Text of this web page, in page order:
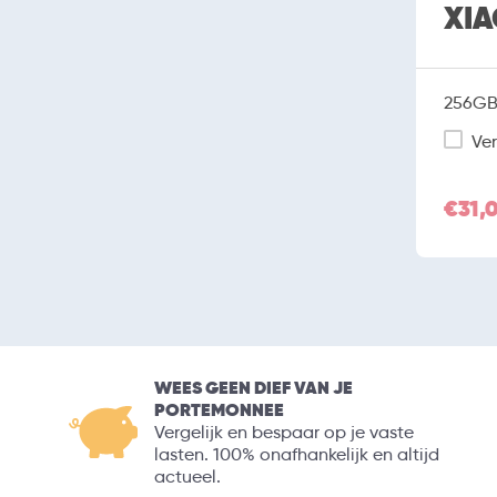
WEES GEEN DIEF VAN JE
PORTEMONNEE
Vergelijk en bespaar op je vaste
lasten. 100% onafhankelijk en altijd
actueel.